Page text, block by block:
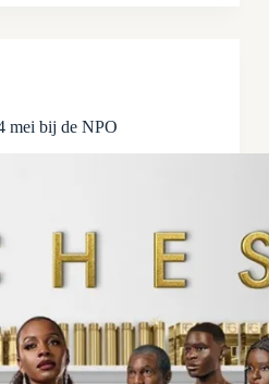
mei bij de NPO